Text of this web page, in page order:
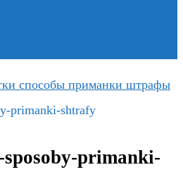
способы приманки штрафы
primanki-shtrafy
primanki-